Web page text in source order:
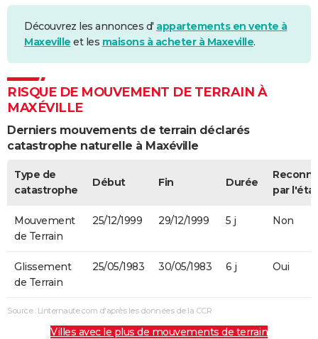
Découvrez les annonces d' appartements en vente à
Maxeville et les maisons à acheter à Maxeville.
RISQUE DE MOUVEMENT DE TERRAIN À
MAXÉVILLE
Derniers mouvements de terrain déclarés
catastrophe naturelle à Maxéville
Type de
catastrophe
Début Fin Durée
par l'état
Mouvement
de Terrain
25/12/1999 29/12/1999 5 j Non
Glissement
de Terrain
25/05/1983 30/05/1983 6 j Oui
Source : Linternaute.com d'après les données de la CCR
Villes avec le plus de mouvements de terrain